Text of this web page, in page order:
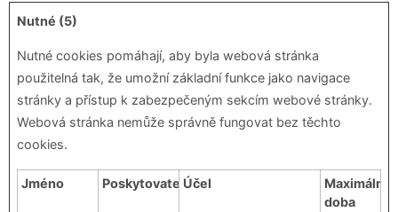
Nutné (5)
Nutné cookies pomáhají, aby byla webová stránka
použitelná tak, že umožní základní funkce jako navigace
stránky a přístup k zabezpečeným sekcím webové stránky.
Webová stránka nemůže správně fungovat bez těchto
cookies.
Jméno Poskytovatel Účel
Maximální
doba